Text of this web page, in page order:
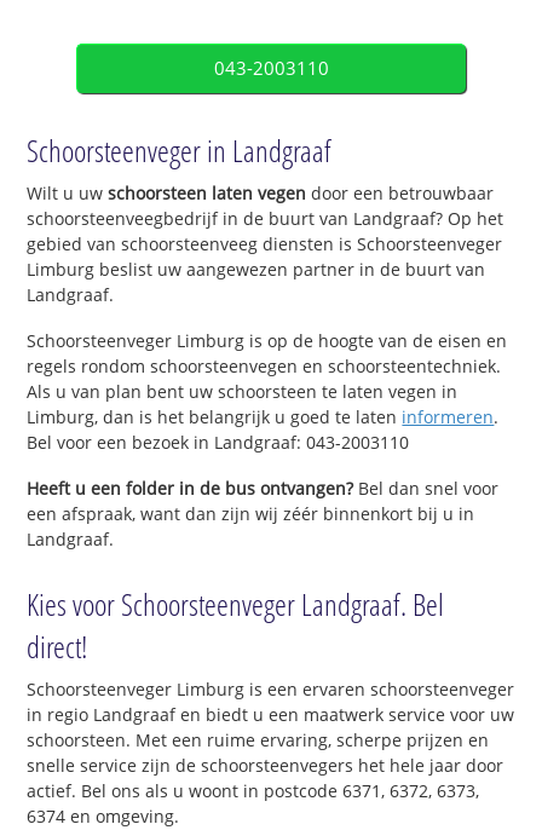
043-2003110
Schoorsteenveger in Landgraaf
Wilt u uwschoorsteen laten vegen door een betrouwbaar
schoorsteenveegbedrijf in de buurt van Landgraaf? Op het
gebied van schoorsteenveeg diensten is Schoorsteenveger
Limburg beslist uw aangewezen partner in de buurt van
Landgraaf.
Schoorsteenveger Limburg is op de hoogte van de eisen en
regels rondom schoorsteenvegen en schoorsteentechniek.
Als u van plan bent uw schoorsteen te laten vegen in
Limburg, dan is het belangrijk u goed te laten informeren.
Bel voor een bezoek in Landgraaf: 043-2003110
Heeft u een folder in de bus ontvangen?Bel dan snel voor
een afspraak, want dan zijn wij zéér binnenkort bij u in
Landgraaf.
Kies voor Schoorsteenveger Landgraaf. Bel
direct!
Schoorsteenveger Limburg is een ervaren schoorsteenveger
in regio Landgraaf en biedt u een maatwerk service voor uw
schoorsteen. Met een ruime ervaring, scherpe prijzen en
snelle service zijn de schoorsteenvegers het hele jaar door
actief. Bel ons als u woont in postcode 6371, 6372, 6373,
6374 en omgeving.